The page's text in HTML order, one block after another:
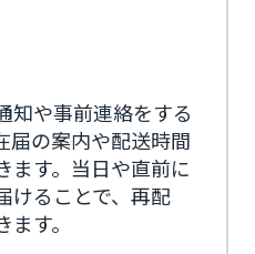
知や事前連絡をする
届の案内や配送時間
ます。当日や直前に
けることで、再配
す。